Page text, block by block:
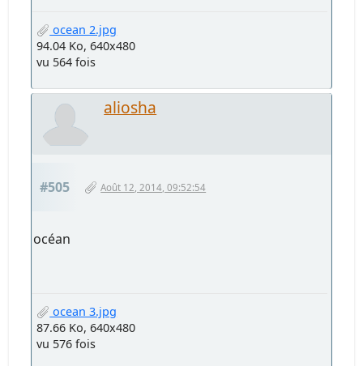
ocean 2.jpg
94.04 Ko, 640x480
vu 564 fois
aliosha
#505 Août 12, 2014, 09:52:54
océan
ocean 3.jpg
87.66 Ko, 640x480
vu 576 fois